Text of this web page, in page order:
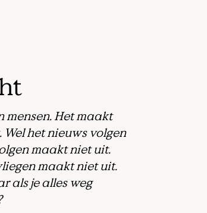
mensen. Het maakt
het nieuws volgen
maakt niet uit.
maakt niet uit.
als je alles weg